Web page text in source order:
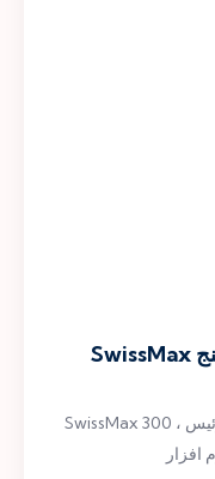
ارتقا و مدرنایز کردن سختی سنج SwissMax
سختی سنج ، یونیورسال ، Gnehm سوئیس ، SwissMax 300